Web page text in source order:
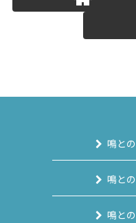
鳴と
鳴と
鳴と